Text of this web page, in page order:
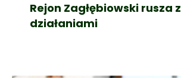
Rejon Zagłębiowski rusza z
działaniami